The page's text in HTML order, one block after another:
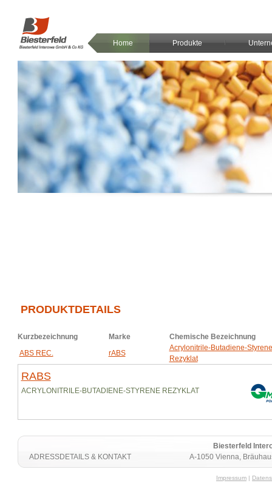
Home Produkte
PRODUKTDETAILS
Kurzbezeichnung Marke
Chemische Bezeichnung
ABS REC.
rABS
Acrylonitrile-Butadiene-Styrene
Rezyklat
RABS
ACRYLONITRILE-BUTADIENE-STYRENE REZYKLAT
Biesterfeld
A-1050 Vienna,
ADRESSDETAILS & KONTAKT
Impressum |